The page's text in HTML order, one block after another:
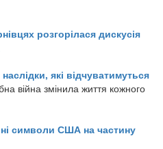
розгорілася дискусія
які відчуватимуться
війна змінила життя кожного
символи США на частину